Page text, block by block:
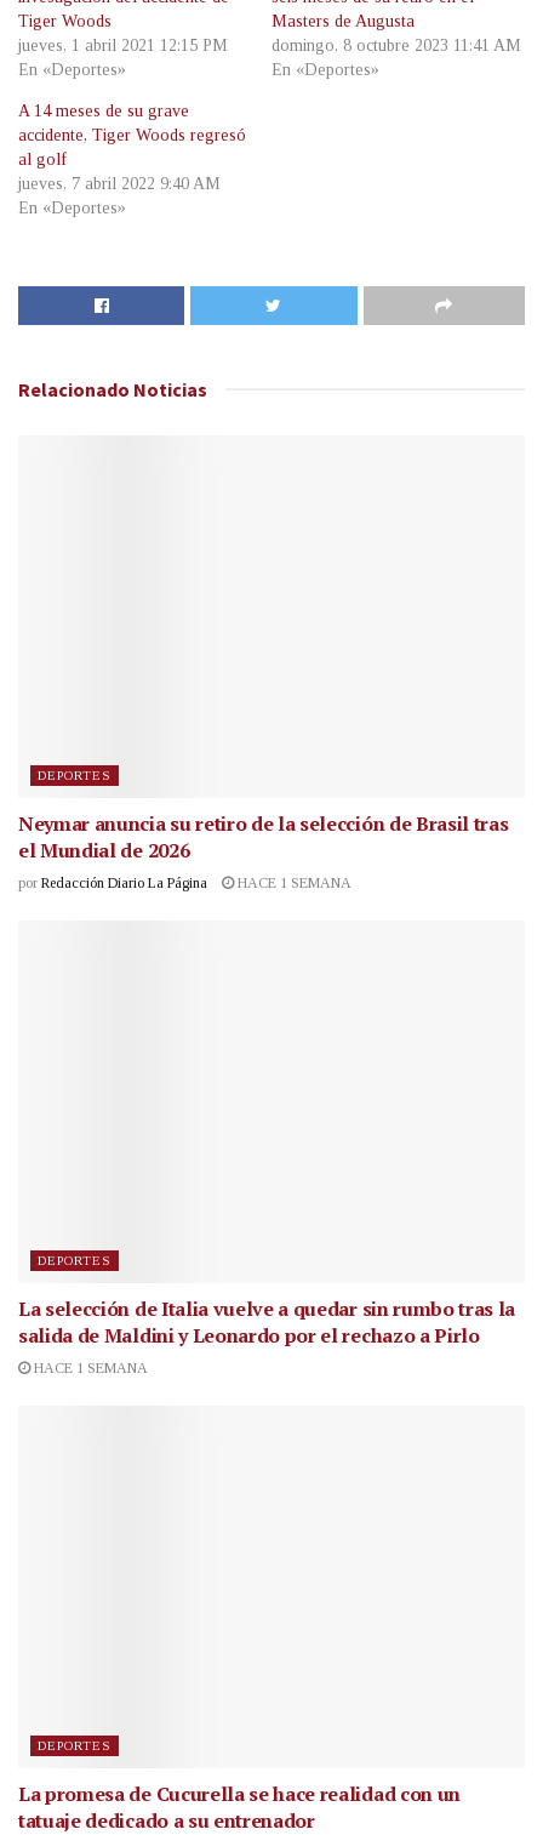
Tiger Woods
jueves, 1 abril 2021 12:15 PM
En «Deportes»
Masters de Augusta
domingo, 8 octubre 2023 11:41 AM
En «Deportes»
A 14 meses de su grave
accidente, Tiger Woods regresó
al golf
jueves, 7 abril 2022 9:40 AM
En «Deportes»
Relacionado Noticias
DEPORTES
Neymar anuncia su retiro de la selección de Brasil tras
el Mundial de 2026
por Redacción Diario La Página HACE 1 SEMANA
DEPORTES
La selección de Italia vuelve a quedar sin rumbo tras la
salida de Maldini y Leonardo por el rechazo a Pirlo
HACE 1 SEMANA
DEPORTES
La promesa de Cucurella se hace realidad con un
tatuaje dedicado a su entrenador